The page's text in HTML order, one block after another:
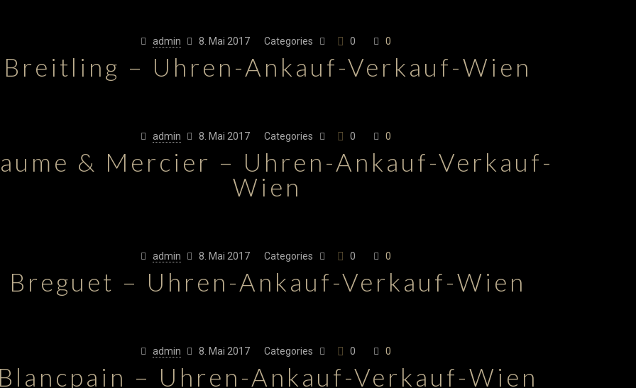
admin 8. Mai 2017 Categories 0 0
Breitling – Uhren-Ankauf-Verkauf-Wien
admin 8. Mai 2017 Categories 0 0
& Mercier – Uhren-Ankauf-Verkauf-
Wien
admin 8. Mai 2017 Categories 0 0
Breguet – Uhren-Ankauf-Verkauf-Wien
admin 8. Mai 2017 Categories 0 0
– Uhren-Ankauf-Verkauf-Wien